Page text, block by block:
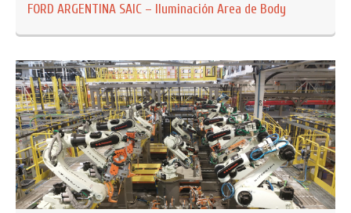
FORD ARGENTINA SAIC – Iluminación Area de Body